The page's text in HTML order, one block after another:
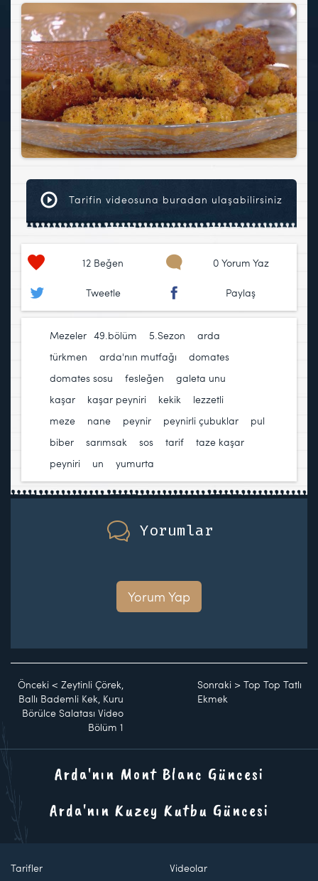
Tarifin videosuna buradan ulaşabilirsiniz
12 Beğen 0 Yorum Yaz
Tweetle Paylaş
Mezeler 49.bölüm 5.Sezon
arda
türkmen
arda'nın mutfağı domates
domates sosu
fesleğen galeta unu
kaşar
kaşar peyniri kekik lezzetli
meze
nane peynir peynirli çubuklar
pul
biber
sarımsak sos tarif
taze kaşar
peyniri
un yumurta
Yorumlar
Yorum Yap
Önceki < Zeytinli Çörek,
Ballı Bademli Kek, Kuru
Börülce Salatası Video
Bölüm 1
Sonraki >Top Top Tatlı
Ekmek
Arda'nın Mont Blanc Güncesi
Arda'nın Kuzey Kutbu Güncesi
Tarifler Videolar